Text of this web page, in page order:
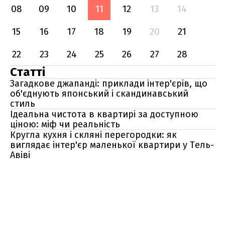
08
09 10 11 12 13
14
15
16 17 18 19 20
21
22
23 24 25 26 27 28
Статті
Загадкове джапанді: приклади інтер'єрів, що
об'єднують японський і скандинавський
стиль
Ідеальна чистота в квартирі за доступною
ціною: міф чи реальність
Кругла кухня і скляні перегородки: як
виглядає інтер'єр маленької квартири у Тель-
Авіві